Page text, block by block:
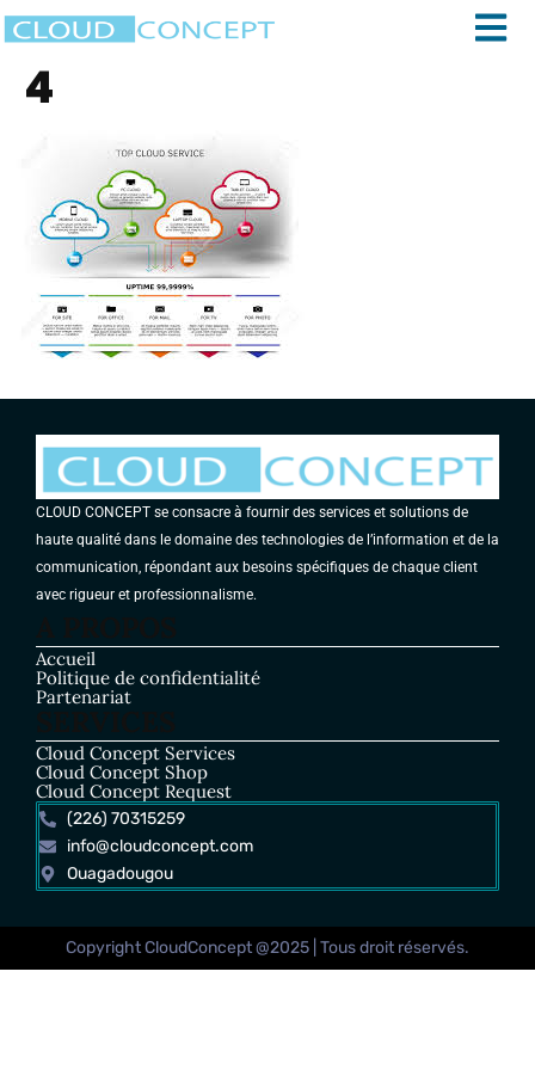
4
CLOUD CONCEPT se consacre à fournir des services et solutions de
haute qualité dans le domaine des technologies de l’information et de la
communication, répondant aux besoins spécifiques de chaque client
avec rigueur et professionnalisme.
Accueil
Politique de confidentialité
Partenariat
Cloud Concept Services
Cloud Concept Shop
Cloud Concept Request
(226) 70315259
info@cloudconcept.com
Ouagadougou
Copyright CloudConcept @2025 | Tous droit réservés.